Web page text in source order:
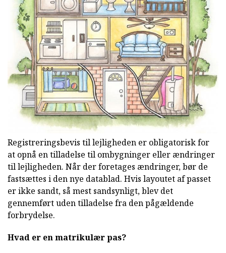
Registreringsbevis til lejligheden er obligatorisk for
at opnå en tilladelse til ombygninger eller ændringer
til lejligheden. Når der foretages ændringer, bør de
fastsættes i den nye datablad. Hvis layoutet af passet
er ikke sandt, så mest sandsynligt, blev det
gennemført uden tilladelse fra den pågældende
forbrydelse.
Hvad er en matrikulær pas?